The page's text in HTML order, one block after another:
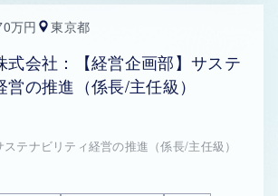
万円 東京都
式会社：【経営企画部】サステ
の推進（係長/主任級）
ステナビリティ経営の推進（係長/主任級）